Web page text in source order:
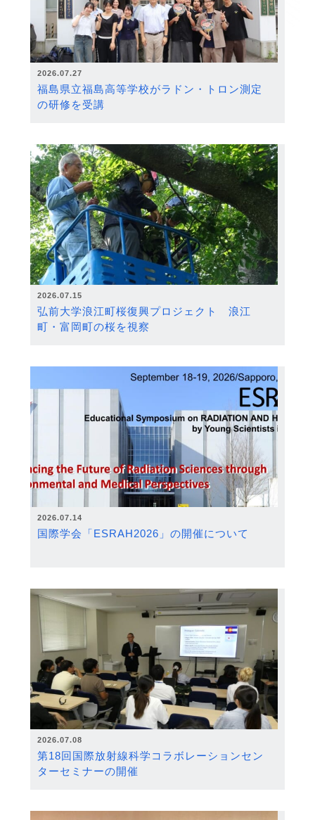
2026.07.27
福島県立福島高等学校がラドン・トロン測定
の研修を受講
2026.07.15
弘前大学浪江町桜復興プロジェクト 浪江
町・富岡町の桜を視察
2026.07.14
国際学会「ESRAH2026」の開催について
2026.07.08
第18回国際放射線科学コラボレーションセン
ターセミナーの開催